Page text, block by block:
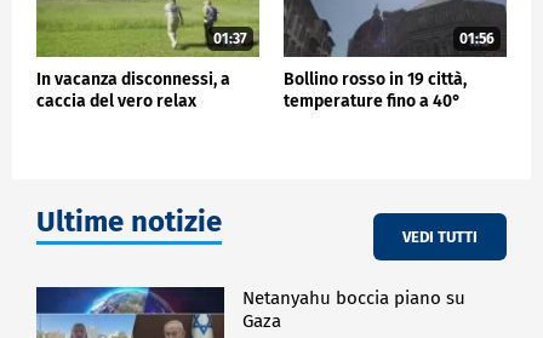
01:37
In vacanza disconnessi, a
caccia del vero relax
01:56
Bollino rosso in 19 città,
temperature fino a 40°
Ultime notizie VEDI TUTTI
Netanyahu boccia piano su
Gaza